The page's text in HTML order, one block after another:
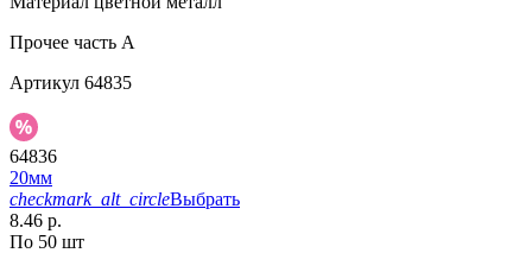
Прочее часть A
Артикул 64835
64836
20мм
checkmark_alt_circleВыбрать
8.46 р.
По 50 шт